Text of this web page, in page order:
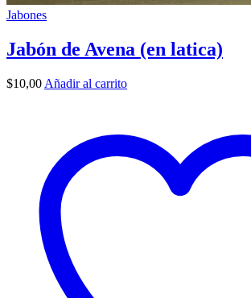
Jabones
Jabón de Avena (en latica)
$10,00 Añadir al carrito